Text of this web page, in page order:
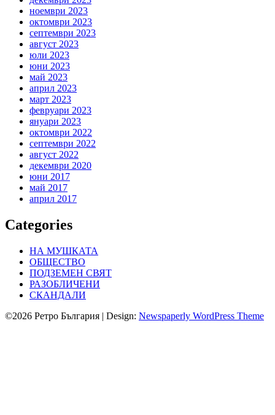
ноември 2023
октомври 2023
септември 2023
август 2023
юли 2023
юни 2023
май 2023
април 2023
март 2023
февруари 2023
януари 2023
октомври 2022
септември 2022
август 2022
декември 2020
юни 2017
май 2017
април 2017
Categories
НА МУШКАТА
ОБЩЕСТВО
ПОДЗЕМЕН СВЯТ
РАЗОБЛИЧЕНИ
СКАНДАЛИ
©2026 Ретро България | Design: Newspaperly WordPress Theme